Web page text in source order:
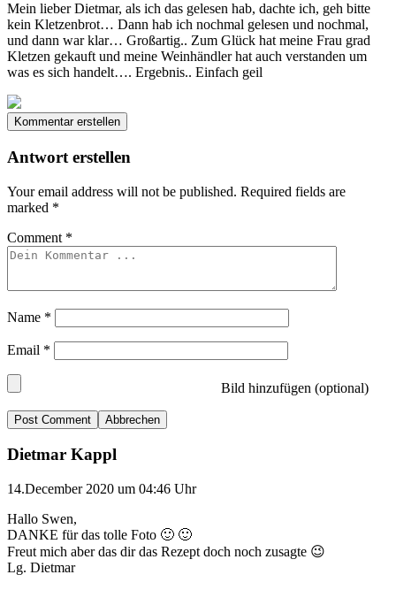
Mein lieber Dietmar, als ich das gelesen hab, dachte ich, geh bitte
kein Kletzenbrot… Dann hab ich nochmal gelesen und nochmal,
und dann war klar… Großartig.. Zum Glück hat meine Frau grad
Kletzen gekauft und meine Weinhändler hat auch verstanden um
was es sich handelt…. Ergebnis.. Einfach geil
Kommentar erstellen
Antwort erstellen
Your email address will not be published. Required fields are
marked *
Comment *
Name *
Email *
Bild hinzufügen (optional)
Abbrechen
Dietmar Kappl
14.December 2020 um 04:46 Uhr
Hallo Swen,
DANKE für das tolle Foto 🙂 🙂
Freut mich aber das dir das Rezept doch noch zusagte 😉
Lg. Dietmar